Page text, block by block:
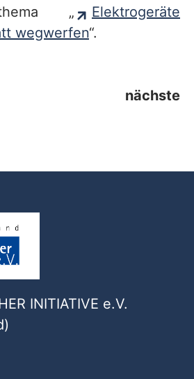
„
Elektrogeräte
wegwerfen“.
nächste
INITIATIVE e.V.